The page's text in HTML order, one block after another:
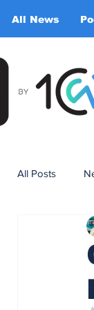
All News
All Posts
Expert